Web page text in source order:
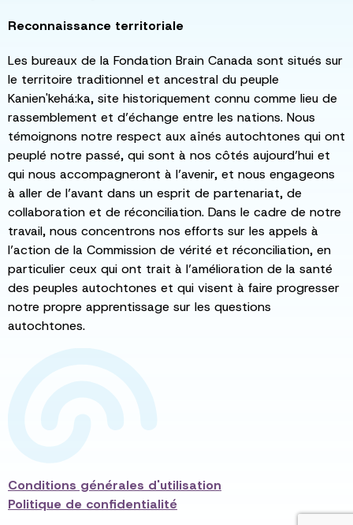
Reconnaissance territoriale
Les bureaux de la Fondation Brain Canada sont situés sur
le territoire traditionnel et ancestral du peuple
Kanien'kehá:ka, site historiquement connu comme lieu de
rassemblement et d’échange entre les nations. Nous
témoignons notre respect aux aînés autochtones qui ont
peuplé notre passé, qui sont à nos côtés aujourd’hui et
qui nous accompagneront à l’avenir, et nous engageons
à aller de l’avant dans un esprit de partenariat, de
collaboration et de réconciliation. Dans le cadre de notre
travail, nous concentrons nos efforts sur les appels à
l’action de la Commission de vérité et réconciliation, en
particulier ceux qui ont trait à l’amélioration de la santé
des peuples autochtones et qui visent à faire progresser
notre propre apprentissage sur les questions
autochtones.
Conditions générales d'utilisation
Politique de confidentialité